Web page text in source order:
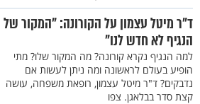
ד"ר מיטל עצמון על הקורונה: "המקור של
הנגיף לא חדש לנו"
למה הנגיף נקרא קורונה? מה המקור שלו? מתי
הופיע בעולם לראשונה ומה ניתן לעשות אם
נדבקים? ד"ר מיטל עצמון, רופאת משפחה, עושה
קצת סדר בבלאגן. צפו